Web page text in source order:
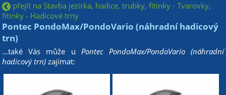
přejít na Stavba jezírka, hadice, trubky, fitinky - Tvarovky,
fitinky - Hadicové trny
Pontec PondoMax/PondoVario (náhradní hadicový
trn)
...také Vás může u Pontec PondoMax/PondoVario (náhradní
hadicový trn) zajímat: